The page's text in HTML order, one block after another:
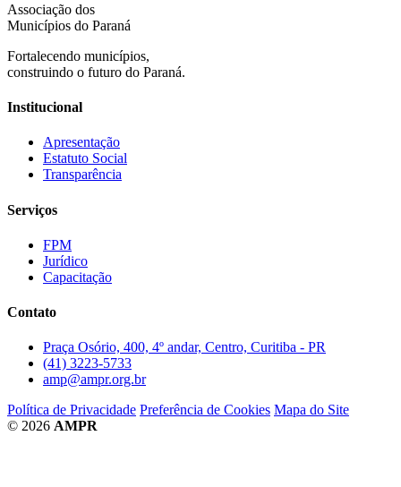
Associação dos
Municípios do Paraná
Fortalecendo municípios,
construindo o futuro do Paraná.
Institucional
Apresentação
Estatuto Social
Transparência
Serviços
FPM
Jurídico
Capacitação
Contato
Praça Osório, 400, 4º andar, Centro, Curitiba - PR
(41) 3223-5733
amp@ampr.org.br
Política de Privacidade Preferência de Cookies Mapa do Site
© 2026 AMPR